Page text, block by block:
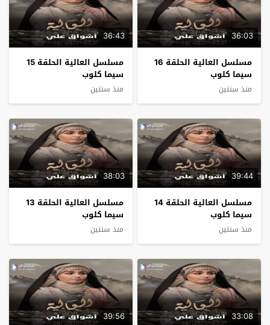
36:03
مسلسل العالية الحلقة 16
سيما كلوب
منذ سنتين
36:43
مسلسل العالية الحلقة 15
سيما كلوب
منذ سنتين
39:44
مسلسل العالية الحلقة 14
سيما كلوب
منذ سنتين
38:03
مسلسل العالية الحلقة 13
سيما كلوب
منذ سنتين
33:08
39:56